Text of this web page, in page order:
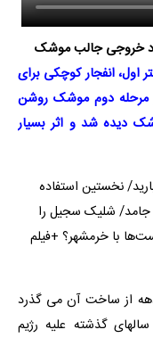
خروجی جالب موشک
انفجار کوچکی برای
مرحله دوم موشک روشن
دیده شد و اثر بسیار
حدود دو دهه از ساخت آن می گذرد
گذشته علیه رژیم